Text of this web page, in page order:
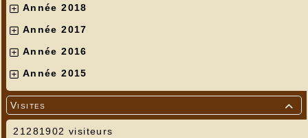
Année 2018
Année 2017
Année 2016
Année 2015

Visites
21281902 visiteurs